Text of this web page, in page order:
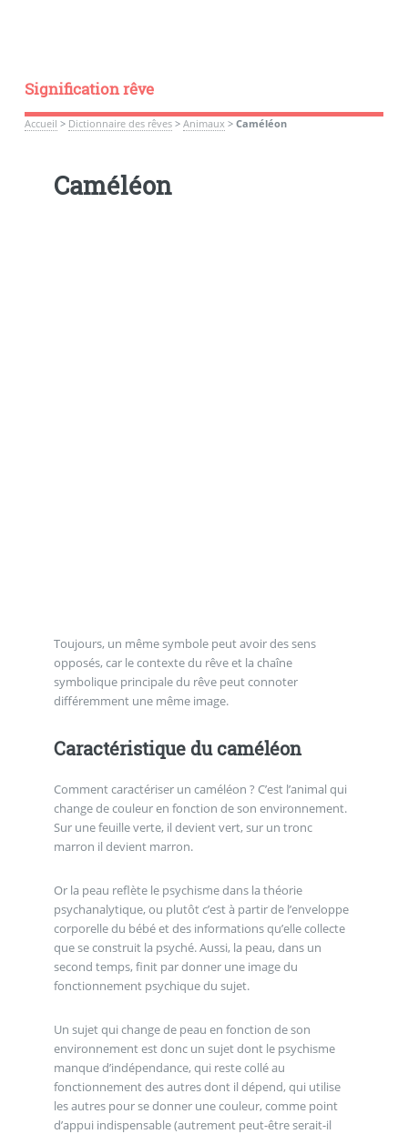
Signification rêve
Accueil > Dictionnaire des rêves> Animaux > Caméléon
Caméléon
Toujours, un même symbole peut avoir des sens
opposés, car le contexte du rêve et la chaîne
symbolique principale du rêve peut connoter
différemment une même image.
Caractéristique du caméléon
Comment caractériser un caméléon ? C’est l’animal qui
change de couleur en fonction de son environnement.
Sur une feuille verte, il devient vert, sur un tronc
marron il devient marron.
Or la peau reflète le psychisme dans la théorie
psychanalytique, ou plutôt c’est à partir de l’enveloppe
corporelle du bébé et des informations qu’elle collecte
que se construit la psyché. Aussi, la peau, dans un
second temps, finit par donner une image du
fonctionnement psychique du sujet.
Un sujet qui change de peau en fonction de son
environnement est donc un sujet dont le psychisme
manque d’indépendance, qui reste collé au
fonctionnement des autres dont il dépend, qui utilise
les autres pour se donner une couleur, comme point
d’appui indispensable (autrement peut-être serait-il